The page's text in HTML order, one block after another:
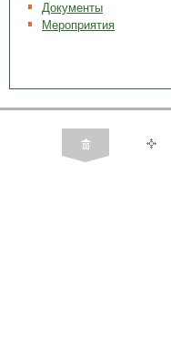
Документы
Мероприятия